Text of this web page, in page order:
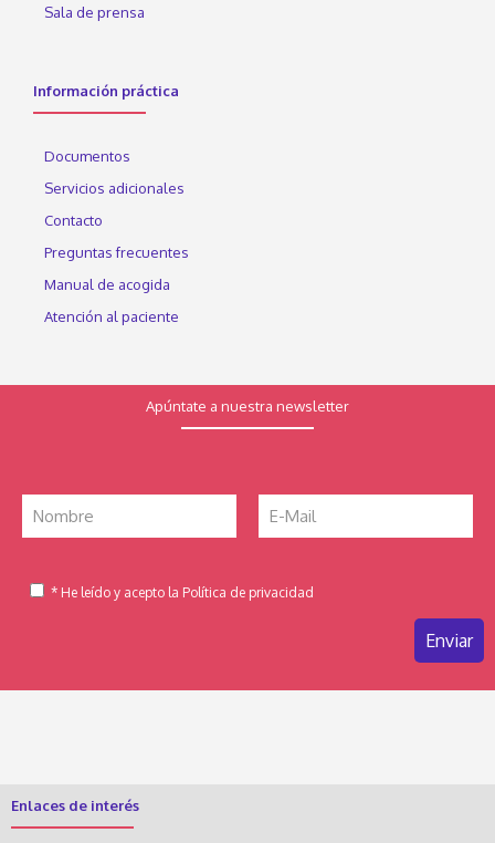
Sala de prensa
Información práctica
Documentos
Servicios adicionales
Contacto
Preguntas frecuentes
Manual de acogida
Atención al paciente
Apúntate a nuestra newsletter
* He leído y acepto la Política de privacidad
Enlaces de interés